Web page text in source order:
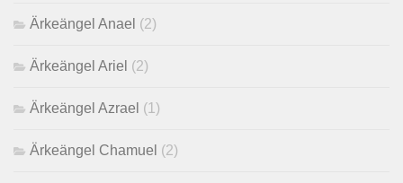
Ärkeängel Anael (2)
Ärkeängel Ariel (2)
Ärkeängel Azrael (1)
Ärkeängel Chamuel (2)